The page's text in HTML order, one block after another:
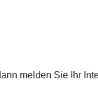
melden Sie Ihr